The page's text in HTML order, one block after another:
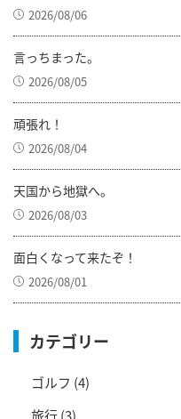
2026/08/06
言っちまった。
2026/08/05
頑張れ！
2026/08/04
天国から地獄へ。
2026/08/03
面白くなって来たぞ！
2026/08/01
カテゴリー
ゴルフ (4)
旅行(3)